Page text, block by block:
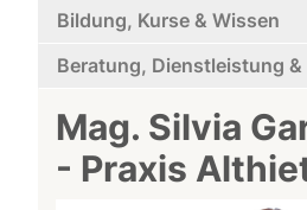
Bildung, Kurse & Wissen
Beratung, Dienstleistung &
Mag. Silvia
- Praxis